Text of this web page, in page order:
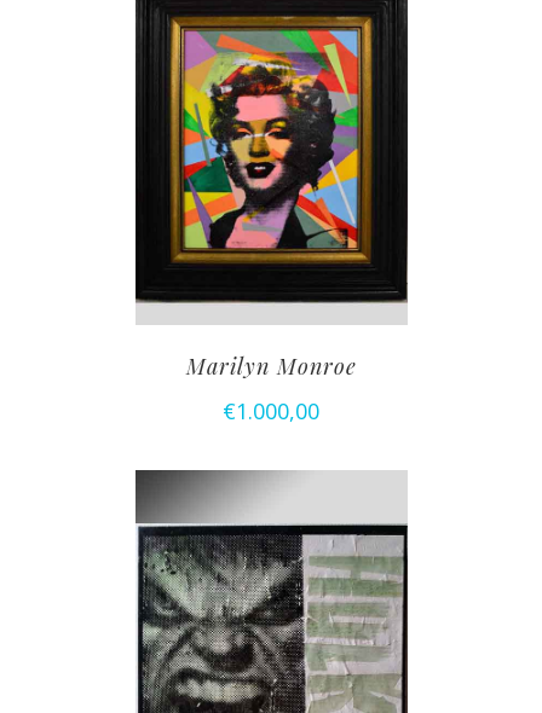
TOEVOEGEN AAN
WINKELWAGEN
Marilyn Monroe
€1.000,00
TOEVOEGEN AAN
WINKELWAGEN